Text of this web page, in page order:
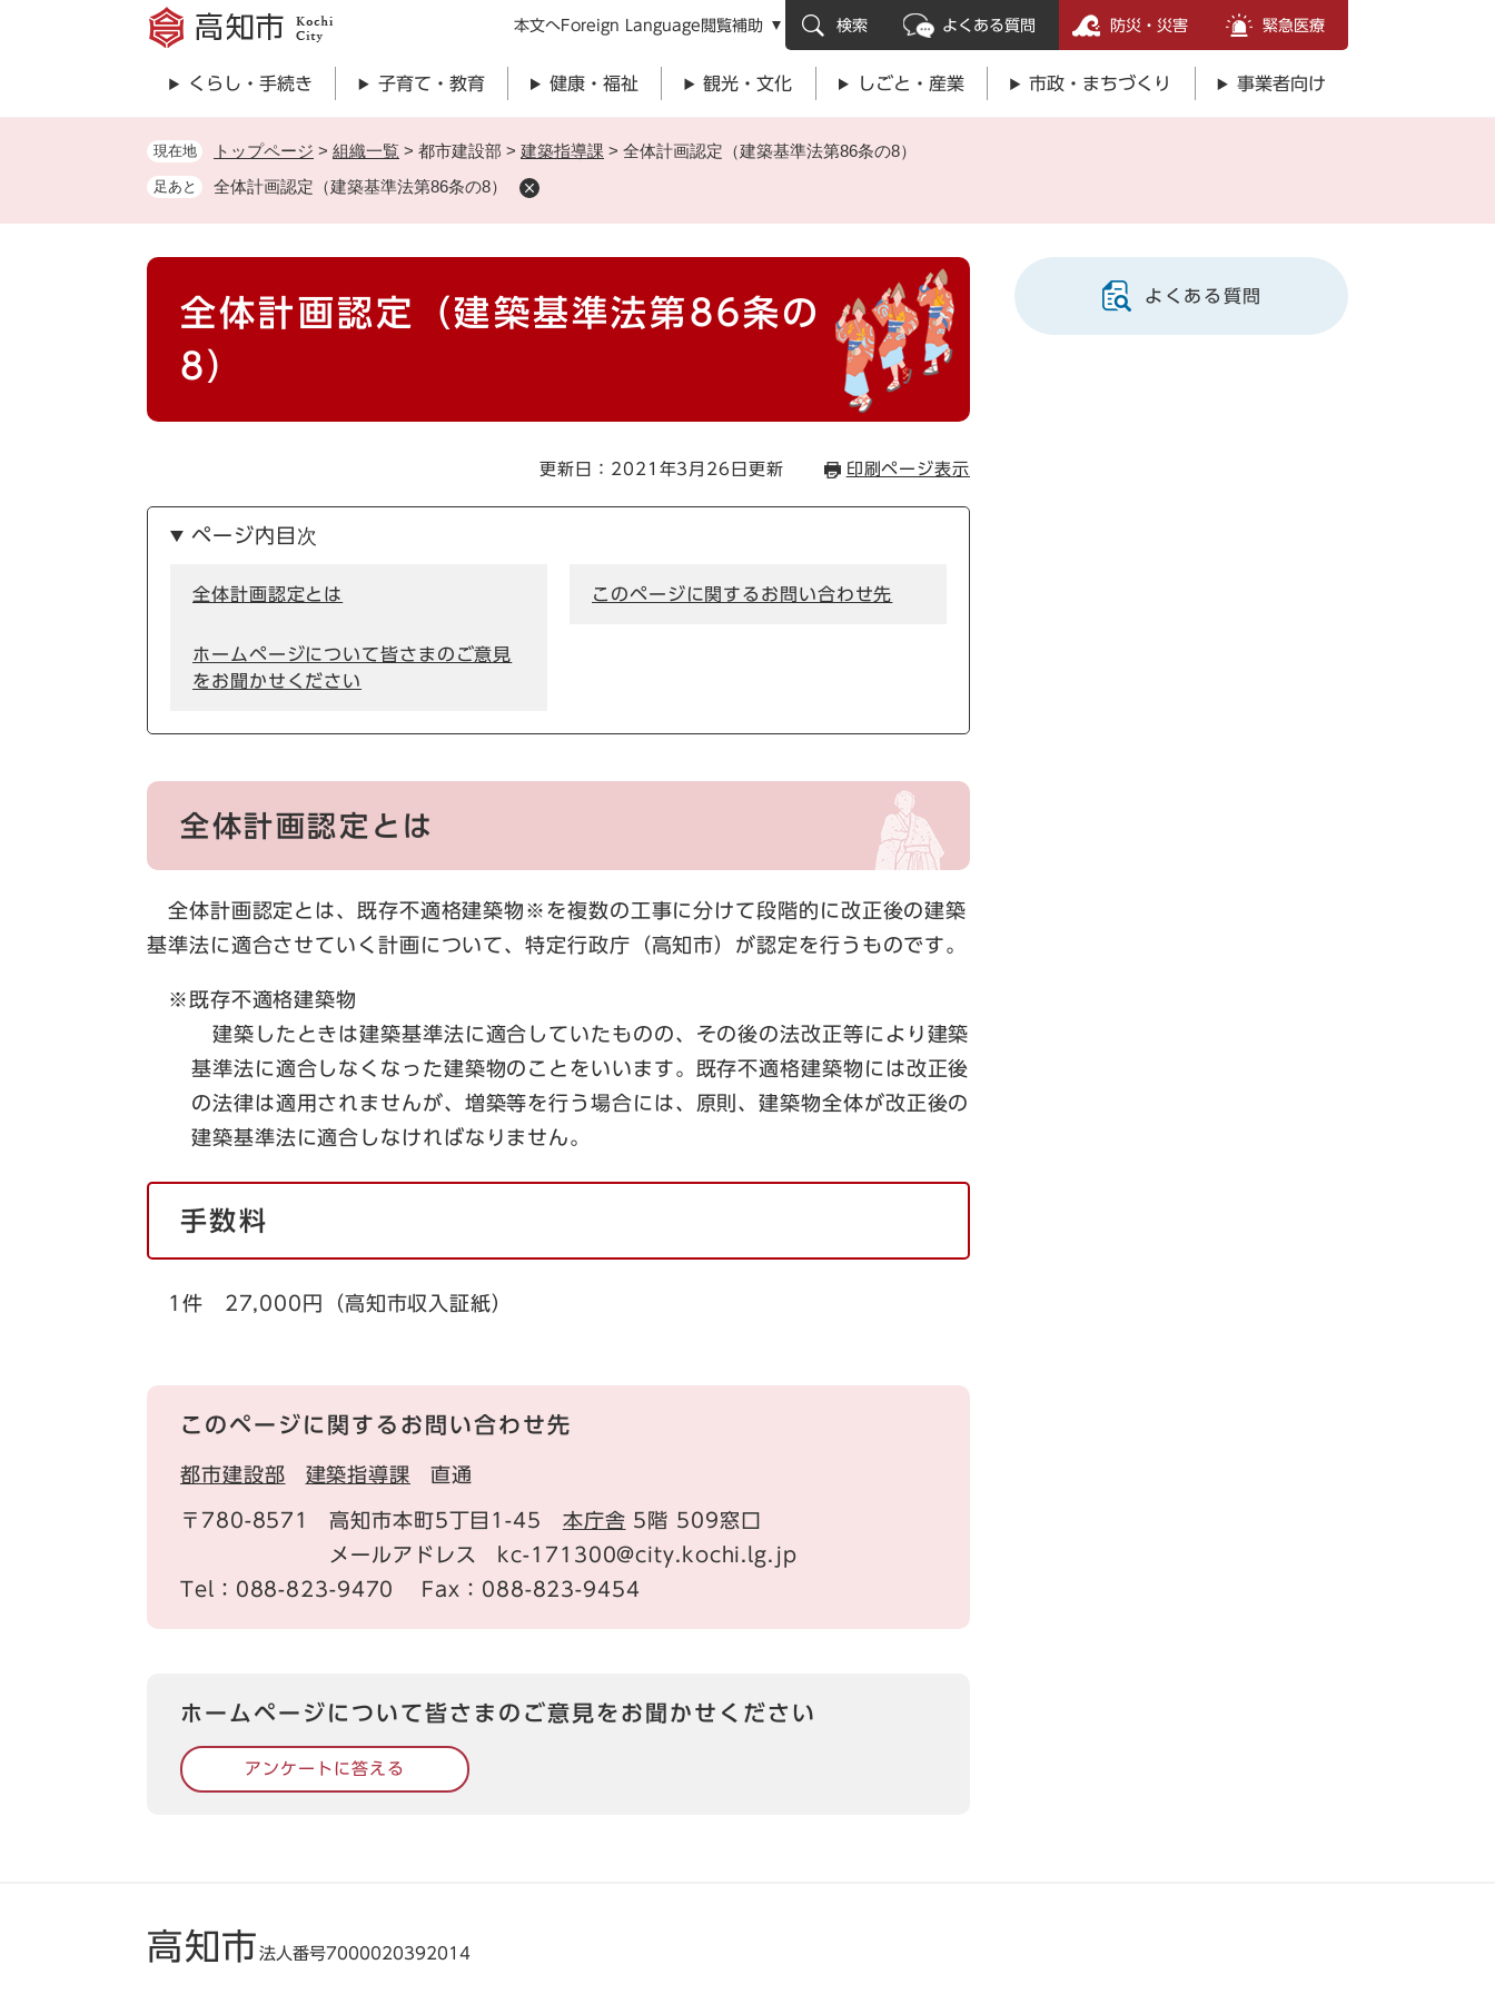
先
。
メニューを飛ばして本文へ
本文へForeign Language 閲覧補助 検索 よくある質問 防災・災害 緊急医療
くらし・手続き 子育て・教育 健康・福祉 観光・文化 しごと・産業 市政・まちづくり 事業者向け
現在地 トップページ > 組織一覧 > 都市建設部 > 建築指導課 > 全体計画認定（建築基準法第86条の8）
足あと 全体計画認定（建築基準法第86条の8）
本
全体計画認定（建築基準法第86条の
8）
更新日：2021年3月26日更新 印刷ページ表示
ページ内目次
全体計画認定とは このページに関するお問い合わせ先
ホームページについて皆さまのご意見
をお聞かせください
全体計画認定とは
全体計画認定とは、既存不適格建築物※を複数の工事に分けて段階的に改正後の建築
基準法に適合させていく計画について、特定行政庁（高知市）が認定を行うものです。
※既存不適格建築物
建築したときは建築基準法に適合していたものの、その後の法改正等により建築
基準法に適合しなくなった建築物のことをいいます。既存不適格建築物には改正後
の法律は適用されませんが、増築等を行う場合には、原則、建築物全体が改正後の
建築基準法に適合しなければなりません。
手数料
1件 27,000円（高知市収入証紙）
このページに関するお問い合わせ先
都市建設部 建築指導課 直通
〒780-8571 高知市本町5丁目1-45 本庁舎 5階 509窓口
メールアドレス kc-171300@city.kochi.lg.jp
Tel：088-823-9470
Fax：088-823-9454
ホームページについて皆さまのご意見をお聞かせください
アンケートに答える
よくある質問
高知市 法人番号7000020392014